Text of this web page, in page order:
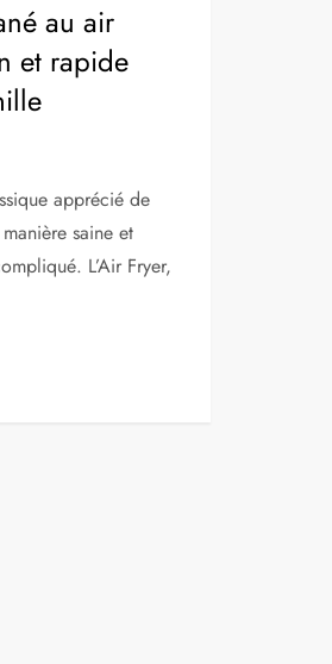
au air
et rapide
apprécié de
saine et
L’Air Fryer,